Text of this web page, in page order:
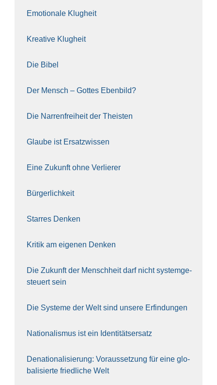
Emo­tio­na­le Klug­heit
Krea­ti­ve Klug­heit
Die Bibel
Der Mensch – Got­tes Eben­bild?
Die Nar­ren­frei­heit der The­is­ten
Glau­be ist Ersatz­wis­sen
Eine Zukunft ohne Ver­lie­rer
Bür­ger­lich­keit
Star­res Den­ken
Kri­tik am eige­nen Den­ken
Die Zukunft der Mensch­heit darf nicht sys­tem­ge­
steu­ert sein
Die Sys­te­me der Welt sind unse­re Erfin­dun­gen
Natio­na­lis­mus ist ein Iden­ti­täts­er­satz
Dena­tio­na­li­sie­rung: Vor­aus­set­zung für eine glo­
ba­li­sier­te fried­li­che Welt